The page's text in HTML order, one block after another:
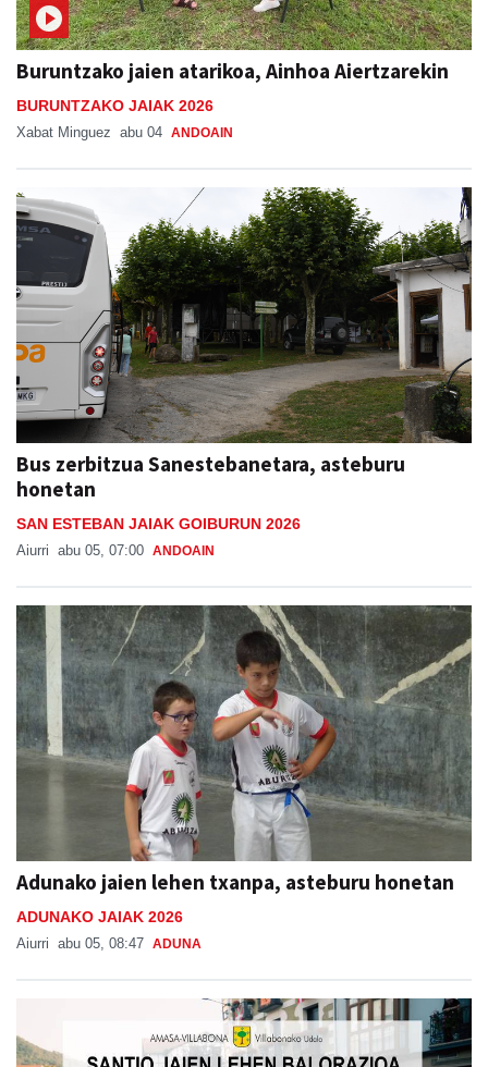
Buruntzako jaien atarikoa, Ainhoa Aiertzarekin
BURUNTZAKO JAIAK 2026
Xabat Minguez abu 04 ANDOAIN
Bus zerbitzua Sanestebanetara, asteburu
honetan
SAN ESTEBAN JAIAK GOIBURUN 2026
Aiurri abu 05, 07:00 ANDOAIN
Adunako jaien lehen txanpa, asteburu honetan
ADUNAKO JAIAK 2026
Aiurri abu 05, 08:47 ADUNA